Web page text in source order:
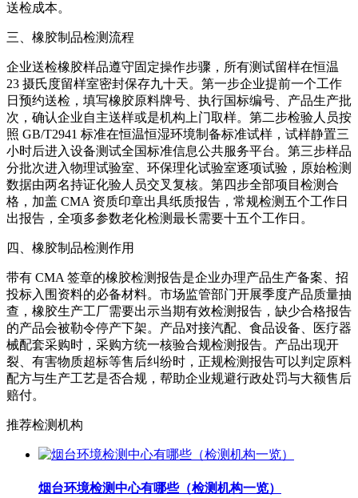
送检成本。
三、橡胶制品检测流程
企业送检橡胶样品遵守固定操作步骤，所有测试留样在恒温
23 摄氏度留样室密封保存九十天。第一步企业提前一个工作
日预约送检，填写橡胶原料牌号、执行国标编号、产品生产批
次，确认企业自主送样或是机构上门取样。第二步检验人员按
照 GB/T2941 标准在恒温恒湿环境制备标准试样，试样静置三
小时后进入设备测试全国标准信息公共服务平台。第三步样品
分批次进入物理试验室、环保理化试验室逐项试验，原始检测
数据由两名持证化验人员交叉复核。第四步全部项目检测合
格，加盖 CMA 资质印章出具纸质报告，常规检测五个工作日
出报告，全项多参数老化检测最长需要十五个工作日。
四、橡胶制品检测作用
带有 CMA 签章的橡胶检测报告是企业办理产品生产备案、招
投标入围资料的必备材料。市场监管部门开展季度产品质量抽
查，橡胶生产工厂需要出示当期有效检测报告，缺少合格报告
的产品会被勒令停产下架。产品对接汽配、食品设备、医疗器
械配套采购时，采购方统一核验合规检测报告。产品出现开
裂、有害物质超标等售后纠纷时，正规检测报告可以判定原料
配方与生产工艺是否合规，帮助企业规避行政处罚与大额售后
赔付。
推荐检测机构
烟台环境检测中心有哪些（检测机构一览）